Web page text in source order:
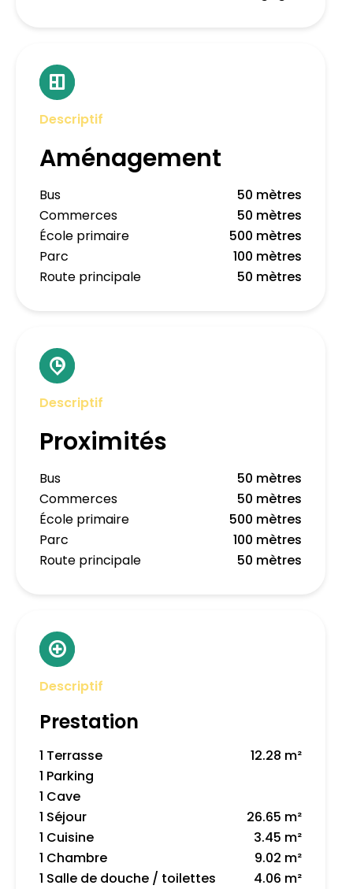
Descriptif
Aménagement
Bus
50 mètres
Commerces
50 mètres
École primaire
500 mètres
Parc
100 mètres
Route principale
50 mètres
Descriptif
Proximités
Bus
50 mètres
Commerces
50 mètres
École primaire
500 mètres
Parc
100 mètres
Route principale
50 mètres
Descriptif
Prestation
1 Terrasse
12.28 m²
1 Parking
1 Cave
1 Séjour
26.65 m²
1 Cuisine
3.45 m²
1 Chambre
9.02 m²
1 Salle de douche / toilettes
4.06 m²